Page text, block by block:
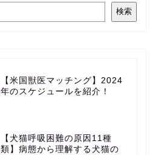
検索
【米国獣医マッチング】2024
年のスケジュールを紹介！
【犬猫呼吸困難の原因11種
類】病態から理解する犬猫の